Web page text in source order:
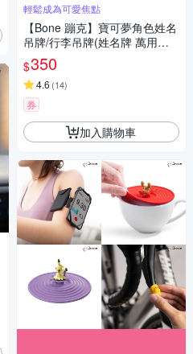
輕鬆成為可愛焦點
【Bone 蹦克】寶可夢角色姓名
吊牌/行李吊牌(姓名牌 萬用吊
牌 行李標籤 書包吊牌 行李箱掛
牌 託運吊牌 旅行配件)
$350
4.6 (14)
券
加入購物車